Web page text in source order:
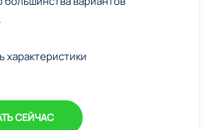
характеристики
СЕЙЧАС